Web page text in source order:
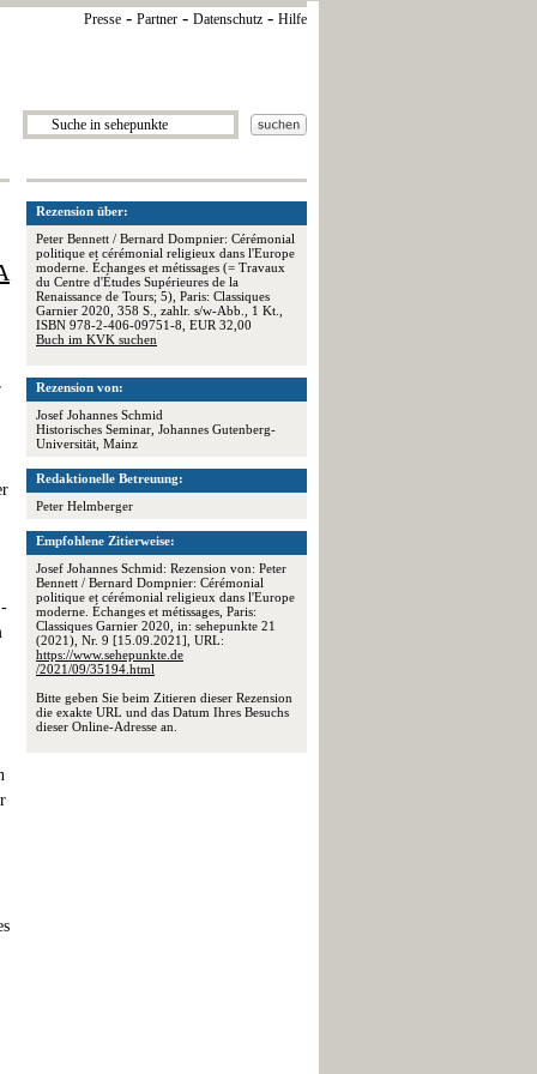
Presse - Partner - Datenschutz - Hilfe
Rezension über:
Peter Bennett / Bernard Dompnier: Cérémonial
politique et cérémonial religieux dans l'Europe
moderne. Échanges et métissages (= Travaux
du Centre d'Études Supérieures de la
Renaissance de Tours; 5), Paris: Classiques
Garnier 2020, 358 S., zahlr. s/w-Abb., 1 Kt.,
ISBN 978-2-406-09751-8, EUR 32,00
Buch im KVK suchen
Rezension von:
Josef Johannes Schmid
Historisches Seminar, Johannes Gutenberg-
Universität, Mainz
Redaktionelle Betreuung:
Peter Helmberger
Empfohlene Zitierweise:
Josef Johannes Schmid: Rezension von: Peter
Bennett / Bernard Dompnier: Cérémonial
politique et cérémonial religieux dans l'Europe
moderne. Échanges et métissages, Paris:
Classiques Garnier 2020, in: sehepunkte 21
(2021), Nr. 9 [15.09.2021], URL:
https://www.sehepunkte.de
/2021/09/35194.html
Bitte geben Sie beim Zitieren dieser Rezension
die exakte URL und das Datum Ihres Besuchs
dieser Online-Adresse an.